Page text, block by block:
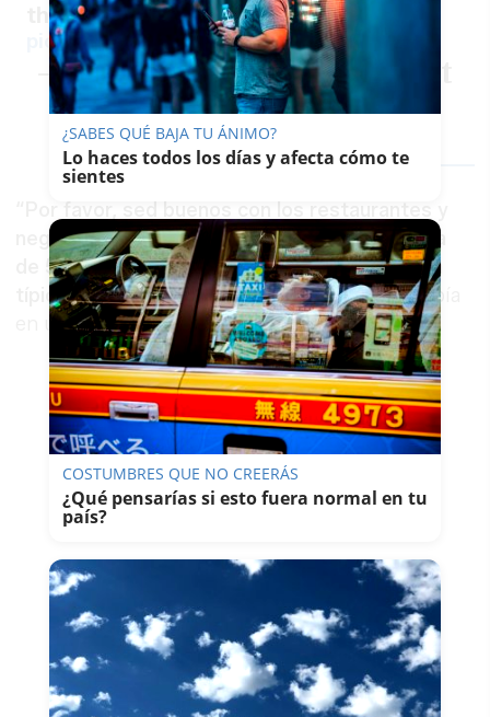
the Indian restaurant knows what’s up
pic.twitter.com/zdqY9kUzsa
— Business Solutions Expert
(@porn_horse)March 18,
2022
“Por favor, sed buenos con los restaurantes y
negocios rusos que hay en América. La abuela
de 50 años que te vende pirozhki (una receta
típica de rusia) no ha invadido Ucrania”,escribía
en un cartel a las puertas de su negocio.
¿SABES QUÉ BAJA TU ÁNIMO?
Lo haces todos los días y afecta cómo te
sientes
COSTUMBRES QUE NO CREERÁS
¿Qué pensarías si esto fuera normal en tu
país?